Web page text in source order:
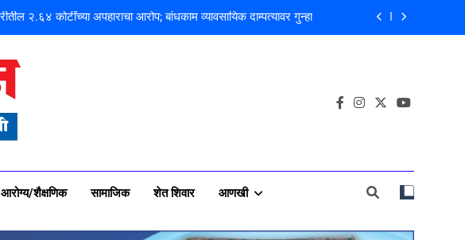
! तत्कालीन कार्यकारी अभियंता हरविंदर सिंग बंसल यांच्या चौकशीची मागणी
२.६४ कोटींच्या अपहाराचा आरोप; बांधकाम व्यावसायिक दाम्पत्यावर गुन्हा
शिळगावच्या पोलीस पाटलांचे निधन; समाजसेवेचा आधारवड हरपला!
आरोग्य/शैक्षणिक सामाजिक शेत शिवार आणखी